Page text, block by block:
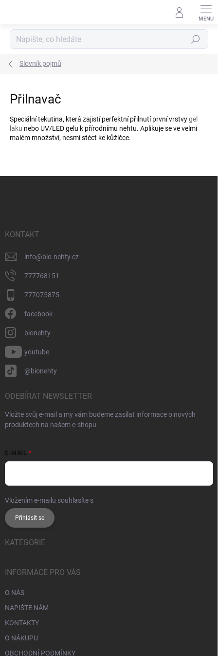
Hledat
Slovník pojmů
Přilnavač
Speciální tekutina, která zajistí perfektní přilnutí první vrstvygel
laku nebo UV/LED gelu k přírodnímu nehtu. Aplikuje se ve velmi
malém množství, nesmí stéct ke kůžičce.
KONTAKT
info@bio-nehty.cz
777768151
777075875
facebook
bionehty
youtube
@bionehty
ODEBÍRAT NEWSLETTER
Vložte svůj e-mail a my vám budeme zasílat informace o nových
produktech na našem e-shopu.
E-MAIL
Vložením e-mailu souhlasíte s
Přihlásit se
KATEGORIE
INFORMACE PRO VÁS
O NÁS
NAPIŠTE NÁM
KONTAKTY
O NÁKUPU
OBCHODNÍ PODMÍNKY